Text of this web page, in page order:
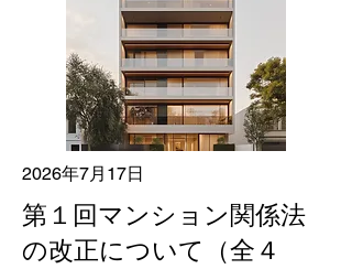
2026年7月17日
第１回マンション関係法
の改正について（全４